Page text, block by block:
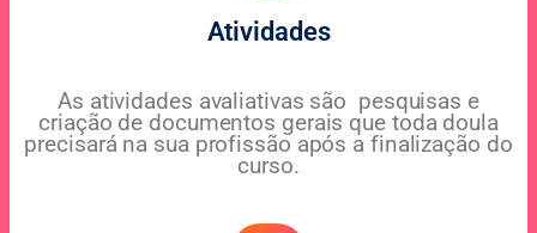
Atividades
As atividades avaliativas são pesquisas e
criação de documentos gerais que toda doula
precisará na sua profissão após a finalização do
curso.